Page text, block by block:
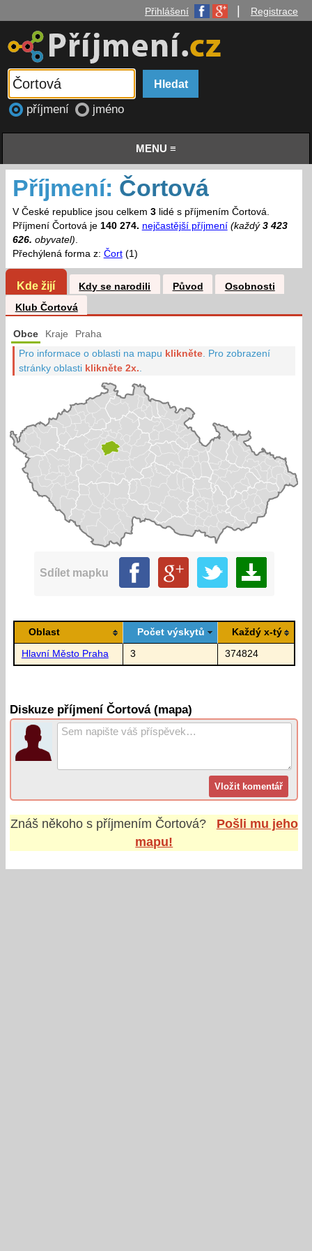
Přihlášení Registrace
příjmení jméno
MENU ≡
Příjmení: Čortová
V České republice jsou celkem 3lidé s příjmením Čortová.
Příjmení Čortová je 140 274. nejčastější příjmení (každý 3 423
626. obyvatel).
Přechýlená forma z: Čort(1)
Kde žijí Kdy se narodili Původ
Osobnosti
Klub Čortová
Obce Kraje Praha
Pro informace o oblasti na mapu klikněte Pro zobrazení
stránky oblasti klikněte 2x.
Sdílet mapku
Oblast Počet výskytů Každý x-tý
Hlavní Město Praha 3 374824
Diskuze příjmení Čortová (mapa)
Znáš někoho s příjmením Čortová?
Pošli mu jeho
mapu!